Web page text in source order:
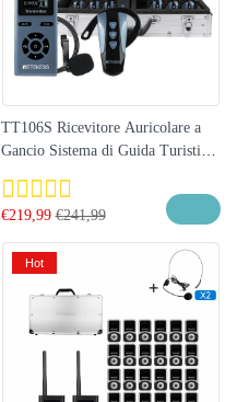
TT106S Ricevitore Auricolare a
Gancio Sistema di Guida Turistica
Colosseo, Vaticano e Monumenti
d’Italia
€219,99 €241,99
Hot